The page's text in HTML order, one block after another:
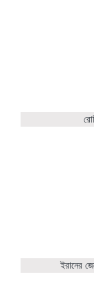
ইরানের